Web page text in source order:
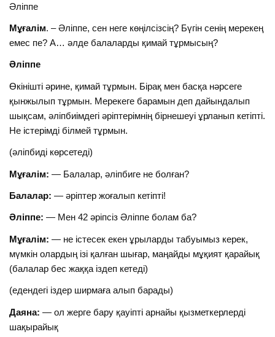
Әліппе
Мұғалім. – Әліппе, сен неге көңілсізсің? Бүгін сенің мерекең
емес пе? А… әлде балаларды қимай тұрмысың?
Әліппе
Өкінішті әрине, қимай тұрмын. Бірақ мен басқа нәрсеге
қынжылып тұрмын. Мерекеге барамын деп дайындалып
шықсам, әліпбиімдегі әріптерімнің бірнешеуі ұрланып кетіпті.
Не істерімді білмей тұрмын.
(әліпбиді көрсетеді)
Мұғалім: — Балалар, әліпбиге не болған?
Балалар: — әріптер жоғалып кетіпті!
Әліппе:— Мен 42 әріпсіз Әліппе болам ба?
Мұғалім: — не істесек екен ұрыларды табуымыз керек,
мүмкін олардың ізі қалған шығар, маңайды мұқият қарайық
(балалар бес жаққа іздеп кетеді)
(едендегі іздер ширмаға алып барады)
Даяна:— ол жерге бару қауіпті арнайы қызметкерлерді
шақырайық